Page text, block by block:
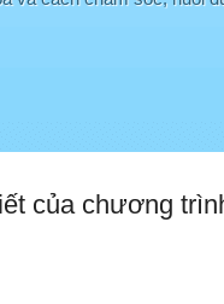
của chương